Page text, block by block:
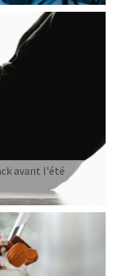
avant l'été